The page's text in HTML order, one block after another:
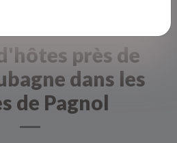
près de
dans les
de Pagnol